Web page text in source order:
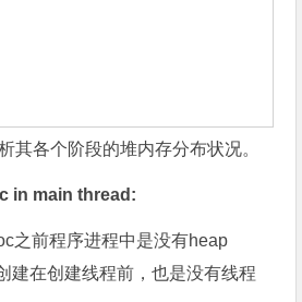
其各个阶段的堆内存分布状况。
in main thread:
之前程序进程中是没有heap
建在创建线程前，也是没有线程